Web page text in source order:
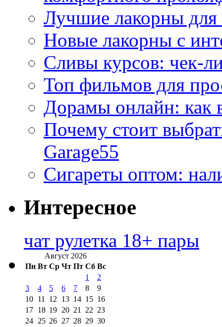
Лучшие лакорны для
Новые лакорны с
Сливы курсов: чек-
Топ фильмов для
Дорамы онлайн: как
Почему стоит
Garage55
Сигареты оптом:
Интересное
чат рулетка 18+ пары
Август 2026
Пн Вт Ср Чт Пт Сб Вс
1
2
3
4 5 6 7 8
9
10 11 12 13 14 15 16
17 18 19 20 21 22 23
24 25 26 27 28 29 30